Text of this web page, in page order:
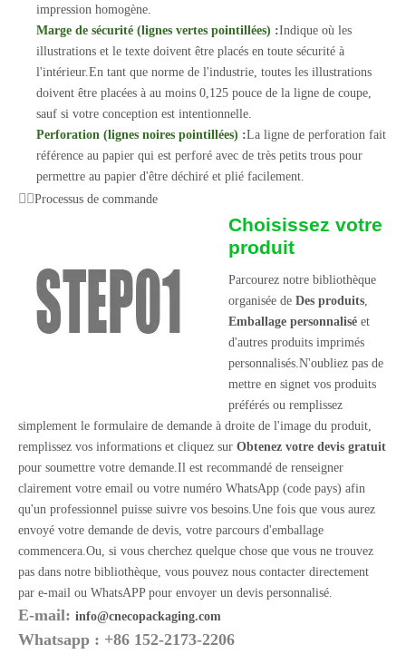
impression homogène.
Marge de sécurité (lignes vertes pointillées) :Indique où les
illustrations et le texte doivent être placés en toute sécurité à
l'intérieur.En tant que norme de l'industrie, toutes les illustrations
doivent être placées à au moins 0,125 pouce de la ligne de coupe,
sauf si votre conception est intentionnelle.
Perforation (lignes noires pointillées) :La ligne de perforation fait
référence au papier qui est perforé avec de très petits trous pour
permettre au papier d'être déchiré et plié facilement.
Processus de commande
Choisissez votre
produit
Parcourez notre bibliothèque
organisée de Des produits,
Emballage personnaliséet
d'autres produits imprimés
personnalisés.N'oubliez pas de
mettre en signet vos produits
préférés ou remplissez
simplement le formulaire de demande à droite de l'image du produit,
remplissez vos informations et cliquez sur Obtenez votre devis gratuit
pour soumettre votre demande.Il est recommandé de renseigner
clairement votre email ou votre numéro WhatsApp (code pays) afin
qu'un professionnel puisse suivre vos besoins.Une fois que vous aurez
envoyé votre demande de devis, votre parcours d'emballage
commencera.Ou, si vous cherchez quelque chose que vous ne trouvez
pas dans notre bibliothèque, vous pouvez nous contacter directement
par e-mail ou WhatsAPP pour envoyer un devis personnalisé.
E-mail: info@cnecopackaging.com
Whatsapp : +86 152-2173-2206